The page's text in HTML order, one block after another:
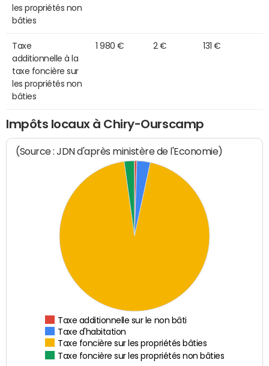
les propriétés non
bâties
Taxe
additionnelle à la
taxe foncière sur
les propriétés non
bâties
1 980 € 2 € 131 €
Impôts locaux à Chiry-Ourscamp
(Source : JDN d'après ministère de l'Economie)
Taxe additionnelle sur le non bâti
Taxe d'habitation
Taxe foncière sur les propriétés bâties
Taxe foncière sur les propriétés non bâties